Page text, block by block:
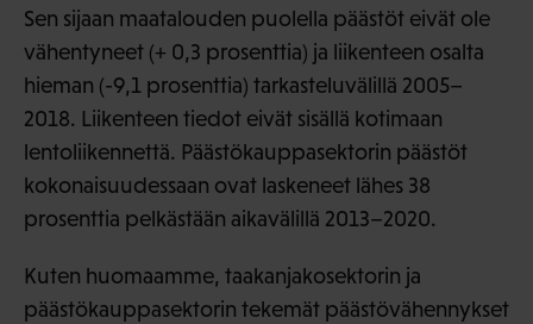
Sen sijaan maatalouden puolella päästöt eivät ole
vähentyneet (+ 0,3 prosenttia) ja liikenteen osalta
hieman (-9,1 prosenttia) tarkasteluvälillä 2005–
2018. Liikenteen tiedot eivät sisällä kotimaan
lentoliikennettä. Päästökauppasektorin päästöt
kokonaisuudessaan ovat laskeneet lähes 38
prosenttia pelkästään aikavälillä 2013–2020.
Kuten huomaamme, taakanjakosektorin ja
päästökauppasektorin tekemät päästövähennykset